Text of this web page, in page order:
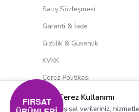
Satış Sözleşmesi
Garanti & İade
Gizlilik & Güvenlik
KVKK
Çerez Politikası
Çerez Kullanımı
Kişisel verileriniz,
FIRSAT